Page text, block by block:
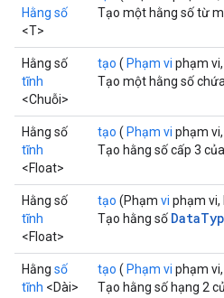
Hằng số
<T>
Tạo một hằng số từ
Hằng số
tĩnh
<Chuỗi>
tạo ( Phạm vi phạm
Tạo một hằng số
Hằng số
tĩnh
<Float>
tạo ( Phạm vi phạm
Tạo hằng số cấp 3
Hằng số
tĩnh
<Float>
tạo (Phạm vi phạm vi,
Tạo hằng số
Hằng số
tĩnh <Dài>
tạo ( Phạm vi phạm
Tạo hằng số hạng 2